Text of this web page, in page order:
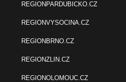
REGIONPARDUBICKO.CZ
REGIONVYSOCINA.CZ
REGIONBRNO.CZ
REGIONZLIN.CZ
REGIONOLOMOUC.CZ